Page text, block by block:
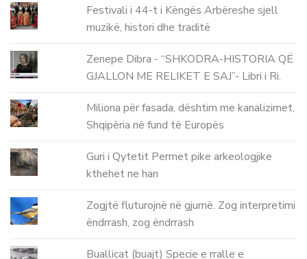
Festivali i 44-t i Këngës Arbëreshe sjell
muzikë, histori dhe traditë
Zenepe Dibra - “SHKODRA-HISTORIA QË
GJALLON ME RELIKET E SAJ”- Libri i Ri.
Miliona për fasada, dështim me kanalizimet,
Shqipëria në fund të Europës
Guri i Qytetit Permet pike arkeologjike
kthehet ne han
Zogjtë fluturojnë në gjumë. Zog interpretimi
ëndrrash, zog ëndrrash
Buallicat (buajt) Specie e rralle e